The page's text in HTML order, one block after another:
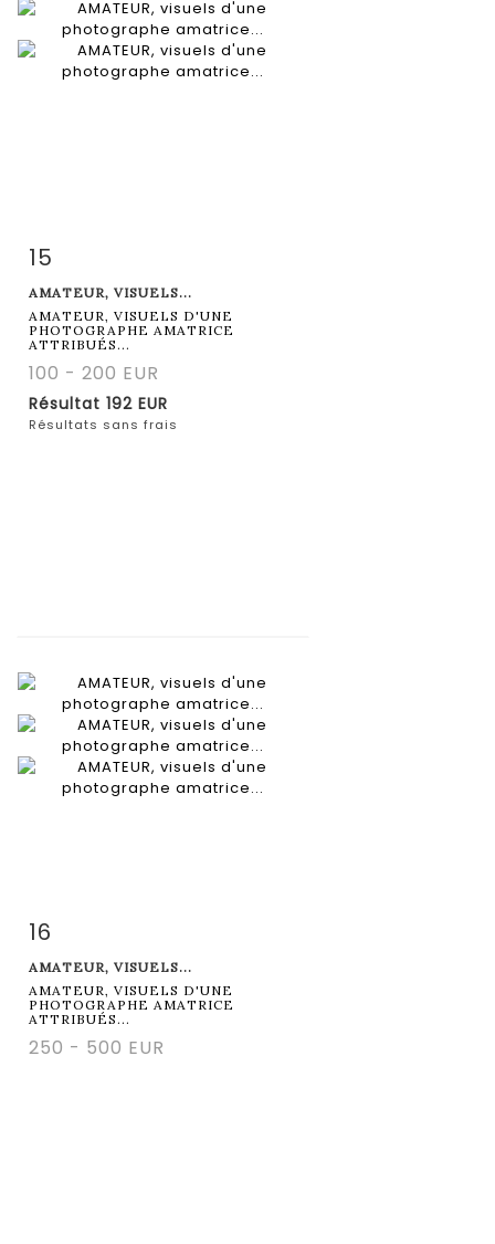
Fiche détaillée
15
AMATEUR, VISUELS...
AMATEUR, VISUELS D'UNE
PHOTOGRAPHE AMATRICE
ATTRIBUÉS...
100 - 200 EUR
Résultat 192 EUR
Résultats sans frais
Fiche détaillée
16
AMATEUR, VISUELS...
AMATEUR, VISUELS D'UNE
PHOTOGRAPHE AMATRICE
ATTRIBUÉS...
250 - 500 EUR